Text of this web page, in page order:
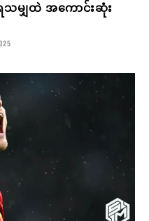
မျှထဲ အကောင်းဆုံး